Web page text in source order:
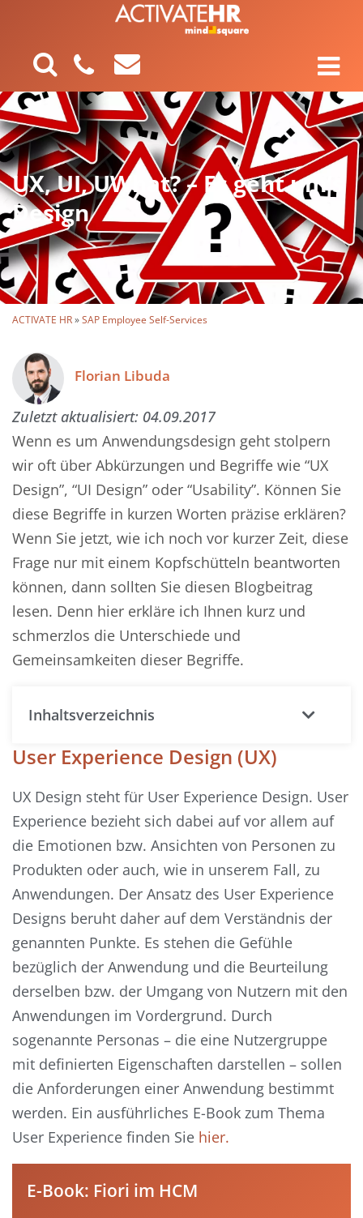
UX, UI, UWhat? – Es geht um’s
Design
ACTIVATE HR»SAP Employee Self-Services
Florian Libuda
Zuletzt aktualisiert: 04.09.2017
Wenn es um Anwendungsdesign geht stolpern
wir oft über Abkürzungen und Begriffe wie “UX
Design”, “UI Design” oder “Usability”. Können Sie
diese Begriffe in kurzen Worten präzise erklären?
Wenn Sie jetzt, wie ich noch vor kurzer Zeit, diese
Frage nur mit einem Kopfschütteln beantworten
können, dann sollten Sie diesen Blogbeitrag
lesen. Denn hier erkläre ich Ihnen kurz und
schmerzlos die Unterschiede und
Gemeinsamkeiten dieser Begriffe.
Inhaltsverzeichnis
User Experience Design (UX)
UX Design steht für User Experience Design. User
Experience bezieht sich dabei auf vor allem auf
die Emotionen bzw. Ansichten von Personen zu
Produkten oder auch, wie in unserem Fall, zu
Anwendungen. Der Ansatz des User Experience
Designs beruht daher auf dem Verständnis der
genannten Punkte. Es stehen die Gefühle
bezüglich der Anwendung und die Beurteilung
derselben bzw. der Umgang von Nutzern mit den
Anwendungen im Vordergrund. Durch
sogenannte Personas – die eine Nutzergruppe
mit definierten Eigenschaften darstellen – sollen
die Anforderungen einer Anwendung bestimmt
werden. Ein ausführliches E-Book zum Thema
User Experience finden Sie hier.
E-Book: Fiori im HCM